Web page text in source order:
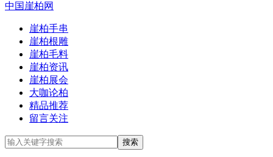
中国崖柏网
崖柏手串
崖柏根雕
崖柏毛料
崖柏资讯
崖柏展会
大咖论柏
精品推荐
留言关注